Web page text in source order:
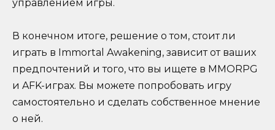
управлением игры.
В конечном итоге, решение о том, стоит ли
играть в Immortal Awakening, зависит от ваших
предпочтений и того, что вы ищете в MMORPG
и AFK-играх. Вы можете попробовать игру
самостоятельно и сделать собственное мнение
о ней.